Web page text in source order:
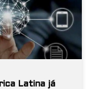
Latina já